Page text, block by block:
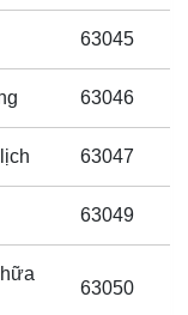
63045
63046
63047
63049
63050